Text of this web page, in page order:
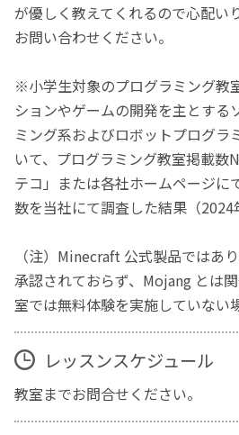
が優しく教えてくれるので心配い
お問い合わせください。
※小学生対象のプログラミング教
ションやゲームの開発を主とする
ミング系およびロボットプログラ
いて、プログラミング教室掲載数
テコ」または各社ホームページに
数を当社にて調査した結果（2024
（注）Minecraft 公式製品ではあ
承認されておらず、Mojang とは
室では無料体験を実施していない
レッスンスケジュール
教室までお問合せください。